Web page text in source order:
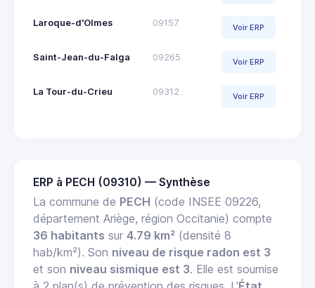
Laroque-d'Olmes 09157 Voir ERP
Saint-Jean-du-Falga 09265 Voir ERP
La Tour-du-Crieu 09312 Voir ERP
ERP à PECH (09310) — Synthèse
La commune de PECH (code INSEE 09226,
département Ariège, région Occitanie) compte
36 habitants sur 4.79 km² (densité 8
hab/km²). Son niveau de risque radon est 3
et son niveau sismique est 3. Elle est soumise